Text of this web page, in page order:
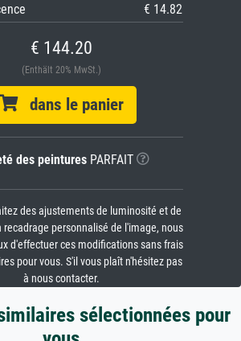
€ 14.82
€ 144.20
(Enthält 20% MwSt.)
dans le panier
des peinturesPARFAIT
des ajustements de luminosité et de
recadrage personnalisé de l'image, nous
d'effectuer ces modifications sans frais
pour vous. S'il vous plaît n'hésitez pas
à nous contacter.
sélectionnées pour